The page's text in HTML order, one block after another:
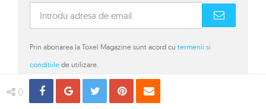
0 Share Distribuie
Tweet Pin
Prin abonarea la Toxel Magazine sunt acord cu termenii si
conditiile de utilizare.